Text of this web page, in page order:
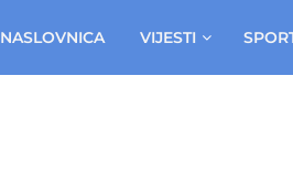
NASLOVNICA VIJESTI